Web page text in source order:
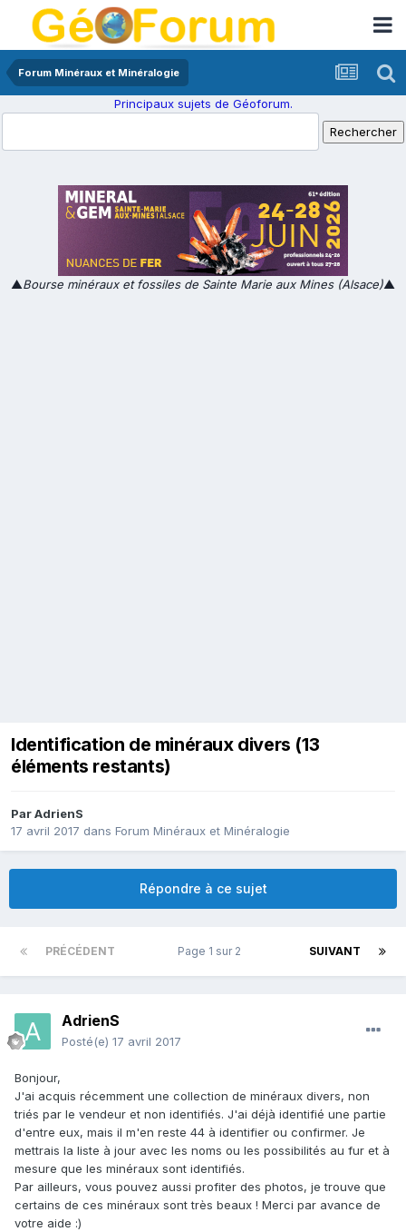
Forum Minéraux et Minéralogie
Principaux sujets de Géoforum.
▲Bourse minéraux et fossiles de Sainte Marie aux Mines (Alsace)▲
Identification de minéraux divers (13
éléments restants)
ParAdrienS
17 avril 2017 dans Forum Minéraux et Minéralogie
Répondre à ce sujet
PRÉCÉDENT SUIVANT
Page 1 sur 2
AdrienS
Posté(e) 17 avril 2017
Bonjour,
J'ai acquis récemment une collection de minéraux divers, non
triés par le vendeur et non identifiés. J'ai déjà identifié une partie
d'entre eux, mais il m'en reste 44 à identifier ou confirmer. Je
mettrais la liste à jour avec les noms ou les possibilités au fur et à
mesure que les minéraux sont identifiés.
Par ailleurs, vous pouvez aussi profiter des photos, je trouve que
certains de ces minéraux sont très beaux ! Merci par avance de
votre aide :)